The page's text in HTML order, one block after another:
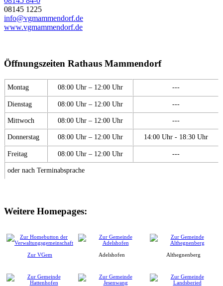
08145 1225
info@vgmammendorf.de
www.vgmammendorf.de
Öffnungszeiten Rathaus Mammendorf
Montag 08:00 Uhr – 12:00 Uhr ---
Dienstag 08:00 Uhr – 12:00 Uhr ---
Mittwoch 08:00 Uhr – 12:00 Uhr ---
Donnerstag 08:00 Uhr – 12:00 Uhr 14:00 Uhr - 18:30 Uhr
Freitag 08:00 Uhr – 12:00 Uhr ---
oder nach Terminabsprache
Weitere Homepages:
Zur VGem Adelshofen Althegnenberg